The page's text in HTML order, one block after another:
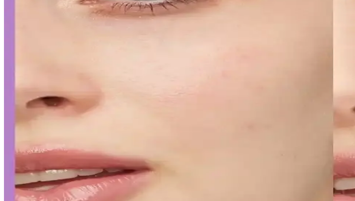
İslak rujun güzelliğini ortaya çıkarmak ve kalıcılığını artırmak için doğru uygulama teknikleri ve bakım
Japon ve Kore Güzellik Markalarının FDA Güneş Koruyucu Düzenlemelerine Uyum
Curel yoğun nemlendirici krem, hassas ve kuru ciltler için kokusuz, hızlı emilen bir nemlendirme sunar.
Yapay Zeka ile Kozmetik Sektöründe Yenilikler ve Sunduğu Faydalar
Kozmetik endüstrisinde yapay zeka, ürün geliştirmeden müşteri deneyimine kadar birçok alanda devrim
Gözaltı Kapatıcısında Doğal Görünüm İçin Ürün Seçimi ve Uygulama Yöntemleri
Gözaltı kapatıcısı seçimi ve uygulama teknikleriyle doğal görünüm yakalamak için hafif ürünler ve doğru
sağlayabilirsiniz.
Ağız Bakımı ve Hijyenin Temel Unsurları: Günlük Diş Temizliği ve Koruyucu Ürünler